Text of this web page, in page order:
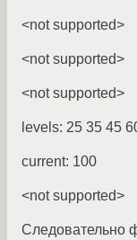
<not supported>
<not supported>
<not supported>
levels: 25 35 45
current: 100
<not supported>
Следовательно